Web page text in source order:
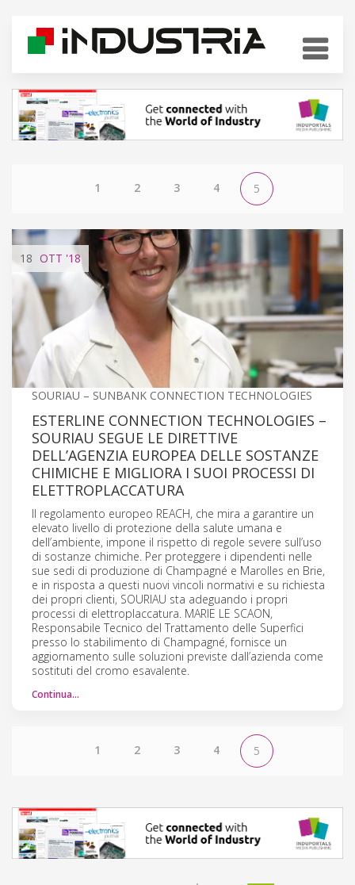
1 2 3 4 5
18 OTT '18
SOURIAU – SUNBANK CONNECTION TECHNOLOGIES
ESTERLINE CONNECTION TECHNOLOGIES –
SOURIAU SEGUE LE DIRETTIVE
DELL’AGENZIA EUROPEA DELLE SOSTANZE
CHIMICHE E MIGLIORA I SUOI PROCESSI DI
ELETTROPLACCATURA
Il regolamento europeo REACH, che mira a garantire un
elevato livello di protezione della salute umana e
dell’ambiente, impone il rispetto di regole severe sull’uso
di sostanze chimiche. Per proteggere i dipendenti nelle
sue sedi di produzione di Champagné e Marolles en Brie,
e in risposta a questi nuovi vincoli normativi e su richiesta
dei propri clienti, SOURIAU sta adeguando i propri
processi di elettroplaccatura. MARIE LE SCAON,
Responsabile Tecnico del Trattamento delle Superfici
presso lo stabilimento di Champagné, fornisce un
aggiornamento sulle soluzioni previste dall’azienda come
sostituti del cromo esavalente.
Continua…
1 2 3 4 5